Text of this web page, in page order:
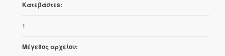
Κατεβάστεs:
1
Μέγεθος αρχείου: